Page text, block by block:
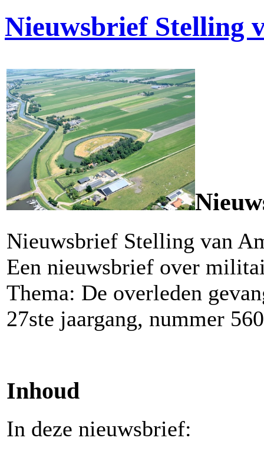
Nieuwsbrief Stelling
Nieuwsbrief Stelling van
Een nieuwsbrief over
Thema: De overleden
27ste jaargang, nummer
Inhoud
In deze nieuwsbrief: